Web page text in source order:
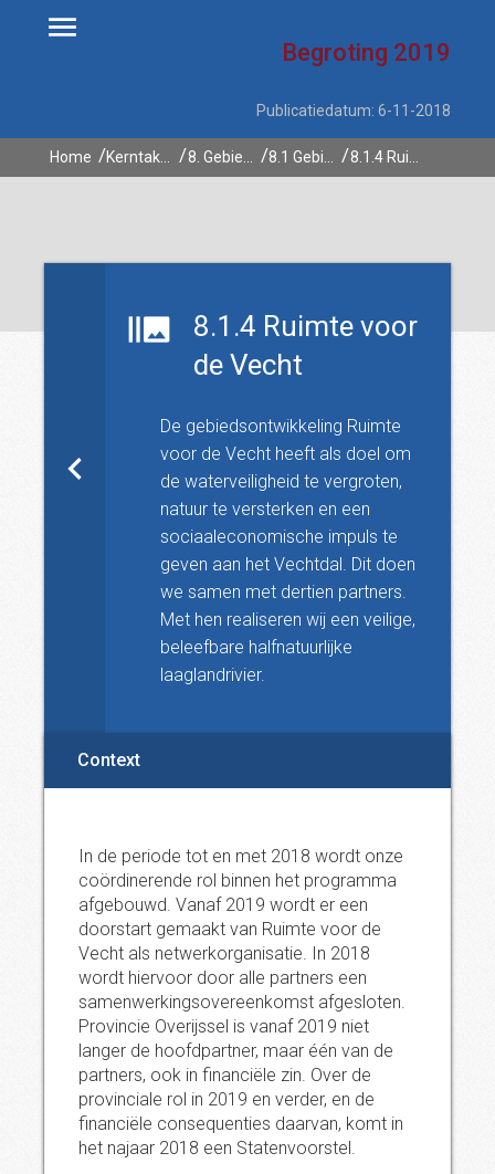
Begroting 2019
Publicatiedatum: 6-11-2018
Home
8.1.4 Ruimte voor
de Vecht
De gebiedsontwikkeling Ruimte
voor de Vecht heeft als doel om
de waterveiligheid te vergroten,
natuur te versterken en een
sociaaleconomische impuls te
geven aan het Vechtdal. Dit doen
we samen met dertien partners.
Met hen realiseren wij een veilige,
beleefbare halfnatuurlijke
laaglandrivier.
Context
In de periode tot en met 2018 wordt onze
coördinerende rol binnen het programma
afgebouwd. Vanaf 2019 wordt er een
doorstart gemaakt van Ruimte voor de
Vecht als netwerkorganisatie. In 2018
wordt hiervoor door alle partners een
samenwerkingsovereenkomst afgesloten.
Provincie Overijssel is vanaf 2019 niet
langer de hoofdpartner, maar één van de
partners, ook in financiële zin. Over de
provinciale rol in 2019 en verder, en de
financiële consequenties daarvan, komt in
het najaar 2018 een Statenvoorstel.